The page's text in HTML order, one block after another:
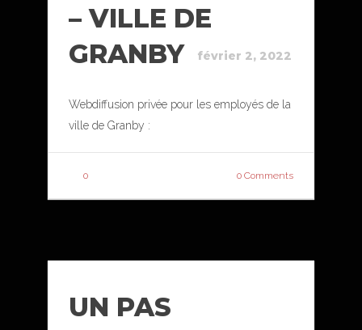
– VILLE DE
GRANBY
février 2, 2022
Webdiffusion privée pour les employés de la
ville de Granby :
0 0 Comments
UN PAS